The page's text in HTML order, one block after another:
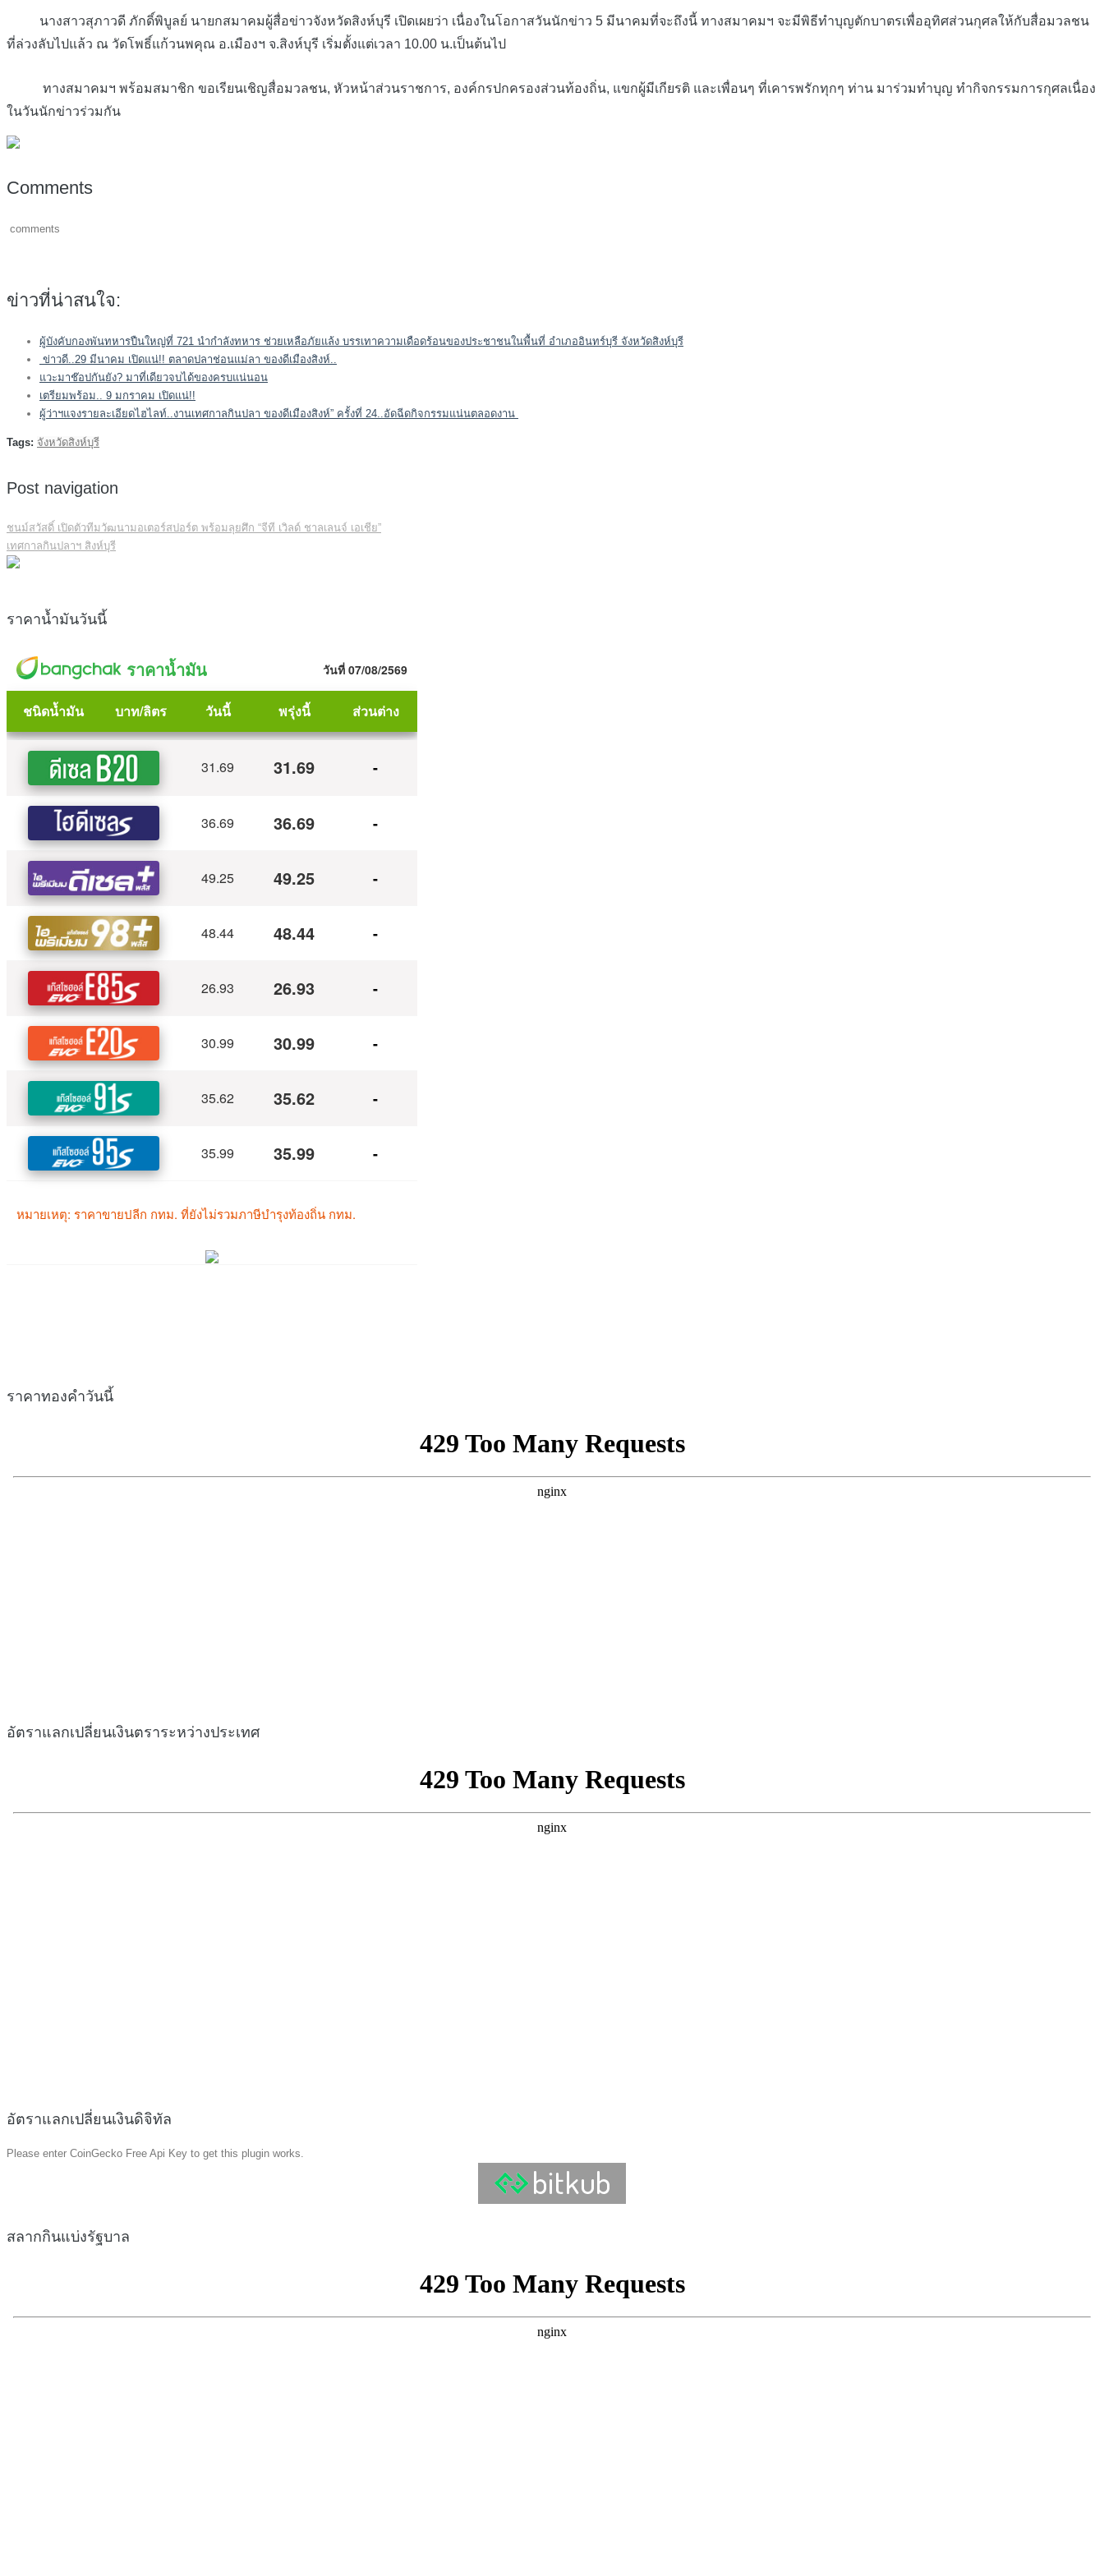
นางสาวสุภาวดี ภักดิ์พิบูลย์ นายกสมาคมผู้สื่อข่าวจังหวัดสิงห์บุรี เปิดเผยว่า เนื่องในโอกาสวันนักข่าว 5 มีนาคมที่จะถึงนี้ ทางสมาคมฯ จะมีพิธีทำบุญตักบาตรเพื่ออุทิศส่วนกุศลให้กับสื่อมวลชน
ที่ล่วงลับไปแล้ว ณ วัดโพธิ์แก้วนพคุณ อ.เมืองฯ จ.สิงห์บุรี เริ่มตั้งแต่เวลา 10.00 น.เป็นต้นไป
ทางสมาคมฯ พร้อมสมาชิก ขอเรียนเชิญสื่อมวลชน, หัวหน้าส่วนราชการ, องค์กรปกครองส่วนท้องถิ่น, แขกผู้มีเกียรติ และเพื่อนๆ ที่เคารพรักทุกๆ ท่าน มาร่วมทำบุญ ทำกิจกรรมการกุศลเนื่อง
ในวันนักข่าวร่วมกัน
Comments
comments
ข่าวที่น่าสนใจ:
ผู้บังคับกองพันทหารปืนใหญ่ที่ 721 นำกำลังทหาร ช่วยเหลือภัยแล้ง บรรเทาความเดือดร้อนของประชาชนในพื้นที่ อำเภออินทร์บุรี จังหวัดสิงห์บุรี
ข่าวดี..29 มีนาคม เปิดแน่!! ตลาดปลาช่อนแม่ลา ของดีเมืองสิงห์..
แวะมาช๊อปกันยัง? มาที่เดียวจบได้ของครบแน่นอน
เตรียมพร้อม.. 9 มกราคม เปิดแน่!!
ผู้ว่าฯแจงรายละเอียดไฮไลท์..งานเทศกาลกินปลา ของดีเมืองสิงห์” ครั้งที่ 24..อัดฉีดกิจกรรมแน่นตลอดงาน
Tags: จังหวัดสิงห์บุรี
Post navigation
ชนม์สวัสดิ์ เปิดตัวทีมวัฒนามอเตอร์สปอร์ต พร้อมลุยศึก “จีที เวิลด์ ชาลเลนจ์ เอเชีย”
เทศกาลกินปลาฯ สิงห์บุรี
ราคาน้ำมันวันนี้
ราคาทองคำวันนี้
อัตราแลกเปลี่ยนเงินตราระหว่างประเทศ
อัตราแลกเปลี่ยนเงินดิจิทัล
Please enter CoinGecko Free Api Key to get this plugin works.
สลากกินแบ่งรัฐบาล